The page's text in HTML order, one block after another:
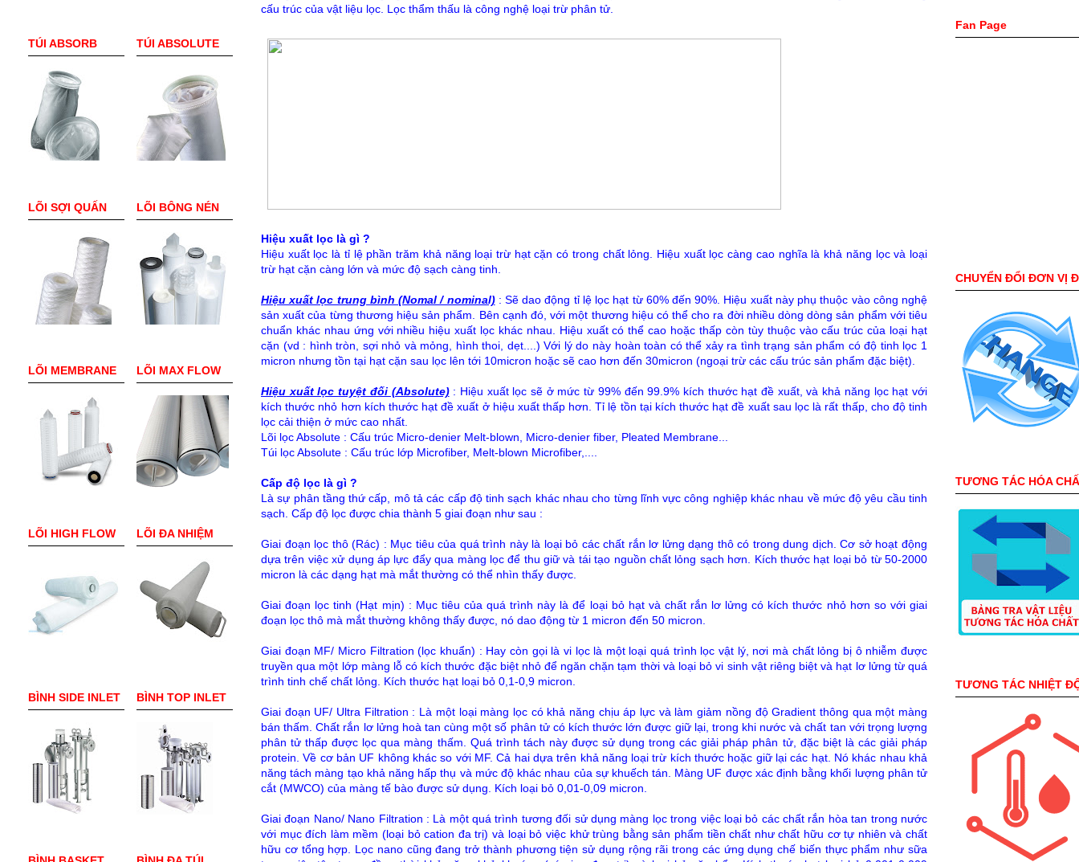
cấu trúc của vật liệu lọc. Lọc thẩm thấu là công nghệ loại trừ phân tử.
Hiệu xuất lọc là gì ?
Hiệu xuất lọc là tỉ lệ phần trăm khả năng loại trừ hạt cặn có trong chất lỏng. Hiệu xuất lọc càng cao nghĩa là khả năng lọc và loại
trừ hạt cặn càng lớn và mức độ sạch càng tinh.
Hiệu xuất lọc trung bình (Nomal / nominal): Sẽ dao động tỉ lệ lọc hạt từ 60% đến 90%. Hiệu xuất này phụ thuộc vào công nghệ
sản xuất của từng thương hiệu sản phẩm. Bên cạnh đó, với một thương hiệu có thể cho ra đời nhiều dòng dòng sản phẩm với tiêu
chuẩn khác nhau ứng với nhiều hiệu xuất lọc khác nhau. Hiệu xuất có thể cao hoặc thấp còn tùy thuộc vào cấu trúc của loại hạt
cặn (vd : hình tròn, sợi nhỏ và mỏng, hình thoi, dẹt....) Với lý do này hoàn toàn có thể xảy ra tình trạng sản phẩm có độ tinh lọc 1
micron nhưng tồn tại hạt cặn sau lọc lên tới 10micron hoặc sẽ cao hơn đến 30micron (ngoại trừ các cấu trúc sản phẩm đặc biệt).
Hiệu xuất lọc tuyệt đối (Absolute): Hiệu xuất lọc sẽ ở mức từ 99% đến 99.9% kích thước hạt đề xuất, và khả năng lọc hạt với
kích thước nhỏ hơn kích thước hạt đề xuất ở hiệu xuất thấp hơn. Tỉ lệ tồn tại kích thước hạt đề xuất sau lọc là rất thấp, cho độ tinh
lọc cải thiện ở mức cao nhất.
Lõi lọc Absolute : Cấu trúc Micro-denier Melt-blown, Micro-denier fiber, Pleated Membrane...
Túi lọc Absolute : Cấu trúc lớp Microfiber, Melt-blown Microfiber,....
Cấp độ lọc là gì ?
Là sự phân tầng thứ cấp, mô tả các cấp độ tinh sạch khác nhau cho từng lĩnh vực công nghiệp khác nhau về mức độ yêu cầu tinh
sạch. Cấp độ lọc được chia thành 5 giai đoạn như sau :
Giai đoạn lọc thô (Rác) : Mục tiêu của quá trình này là loại bỏ các chất rắn lơ lửng dạng thô có trong dung dịch. Cơ sở hoạt động
dựa trên việc xử dụng áp lực đẩy qua màng lọc để thu giữ và tái tạo nguồn chất lỏng sạch hơn. Kích thước hạt loại bỏ từ 50-2000
micron là các dạng hạt mà mắt thường có thể nhìn thấy được.
Giai đoạn lọc tinh (Hạt mịn) : Mục tiêu của quá trình này là để loại bỏ hạt và chất rắn lơ lửng có kích thước nhỏ hơn so với giai
đoạn lọc thô mà mắt thường không thấy được, nó dao động từ 1 micron đến 50 micron.
Giai đoạn MF/ Micro Filtration (lọc khuẩn) : Hay còn gọi là vi lọc là một loại quá trình lọc vật lý, nơi mà chất lỏng bị ô nhiễm được
truyền qua một lớp màng lỗ có kích thước đặc biệt nhỏ để ngăn chặn tạm thời và loại bỏ vi sinh vật riêng biệt và hạt lơ lửng từ quá
trình tinh chế chất lỏng. Kích thước hạt loại bỏ 0,1-0,9 micron.
Giai đoạn UF/ Ultra Filtration : Là một loại màng lọc có khả năng chịu áp lực và làm giảm nồng độ Gradient thông qua một màng
bán thấm. Chất rắn lơ lửng hoà tan cùng một số phân tử có kích thước lớn được giữ lại, trong khi nước và chất tan với trọng lượng
phân tử thấp được lọc qua màng thấm. Quá trình tách này được sử dụng trong các giải pháp phân tử, đặc biệt là các giải pháp
protein. Về cơ bản UF không khác so với MF. Cả hai dựa trên khả năng loại trừ kích thước hoặc giữ lại các hạt. Nó khác nhau khả
năng tách màng tạo khả năng hấp thụ và mức độ khác nhau của sự khuếch tán. Màng UF được xác định bằng khối lượng phân tử
cắt (MWCO) của màng tế bào được sử dụng. Kích loại bỏ 0,01-0,09 micron.
Giai đoạn Nano/ Nano Filtration : Là một quá trình tương đối sử dụng màng lọc trong việc loại bỏ các chất rắn hòa tan trong nước
với mục đích làm mềm (loại bỏ cation đa trị) và loại bỏ việc khử trùng bằng sản phẩm tiền chất như chất hữu cơ tự nhiên và chất
hữu cơ tổng hợp. Lọc nano cũng đang trở thành phương tiện sử dụng rộng rãi trong các ứng dụng chế biến thực phẩm như sữa
TÚI ABSORB
LÕI SỢI QUẤN
LÕI MEMBRANE
LÕI HIGH FLOW
BÌNH SIDE INLET
TÚI ABSOLUTE
LÕI BÔNG NÉN
LÕI MAX FLOW
LÕI ĐA NHIỆM
BÌNH TOP INLET
Fan Page
CHUYỂN ĐỔI ĐƠN VỊ
TƯƠNG TÁC HÓA
TƯƠNG TÁC NHIỆT